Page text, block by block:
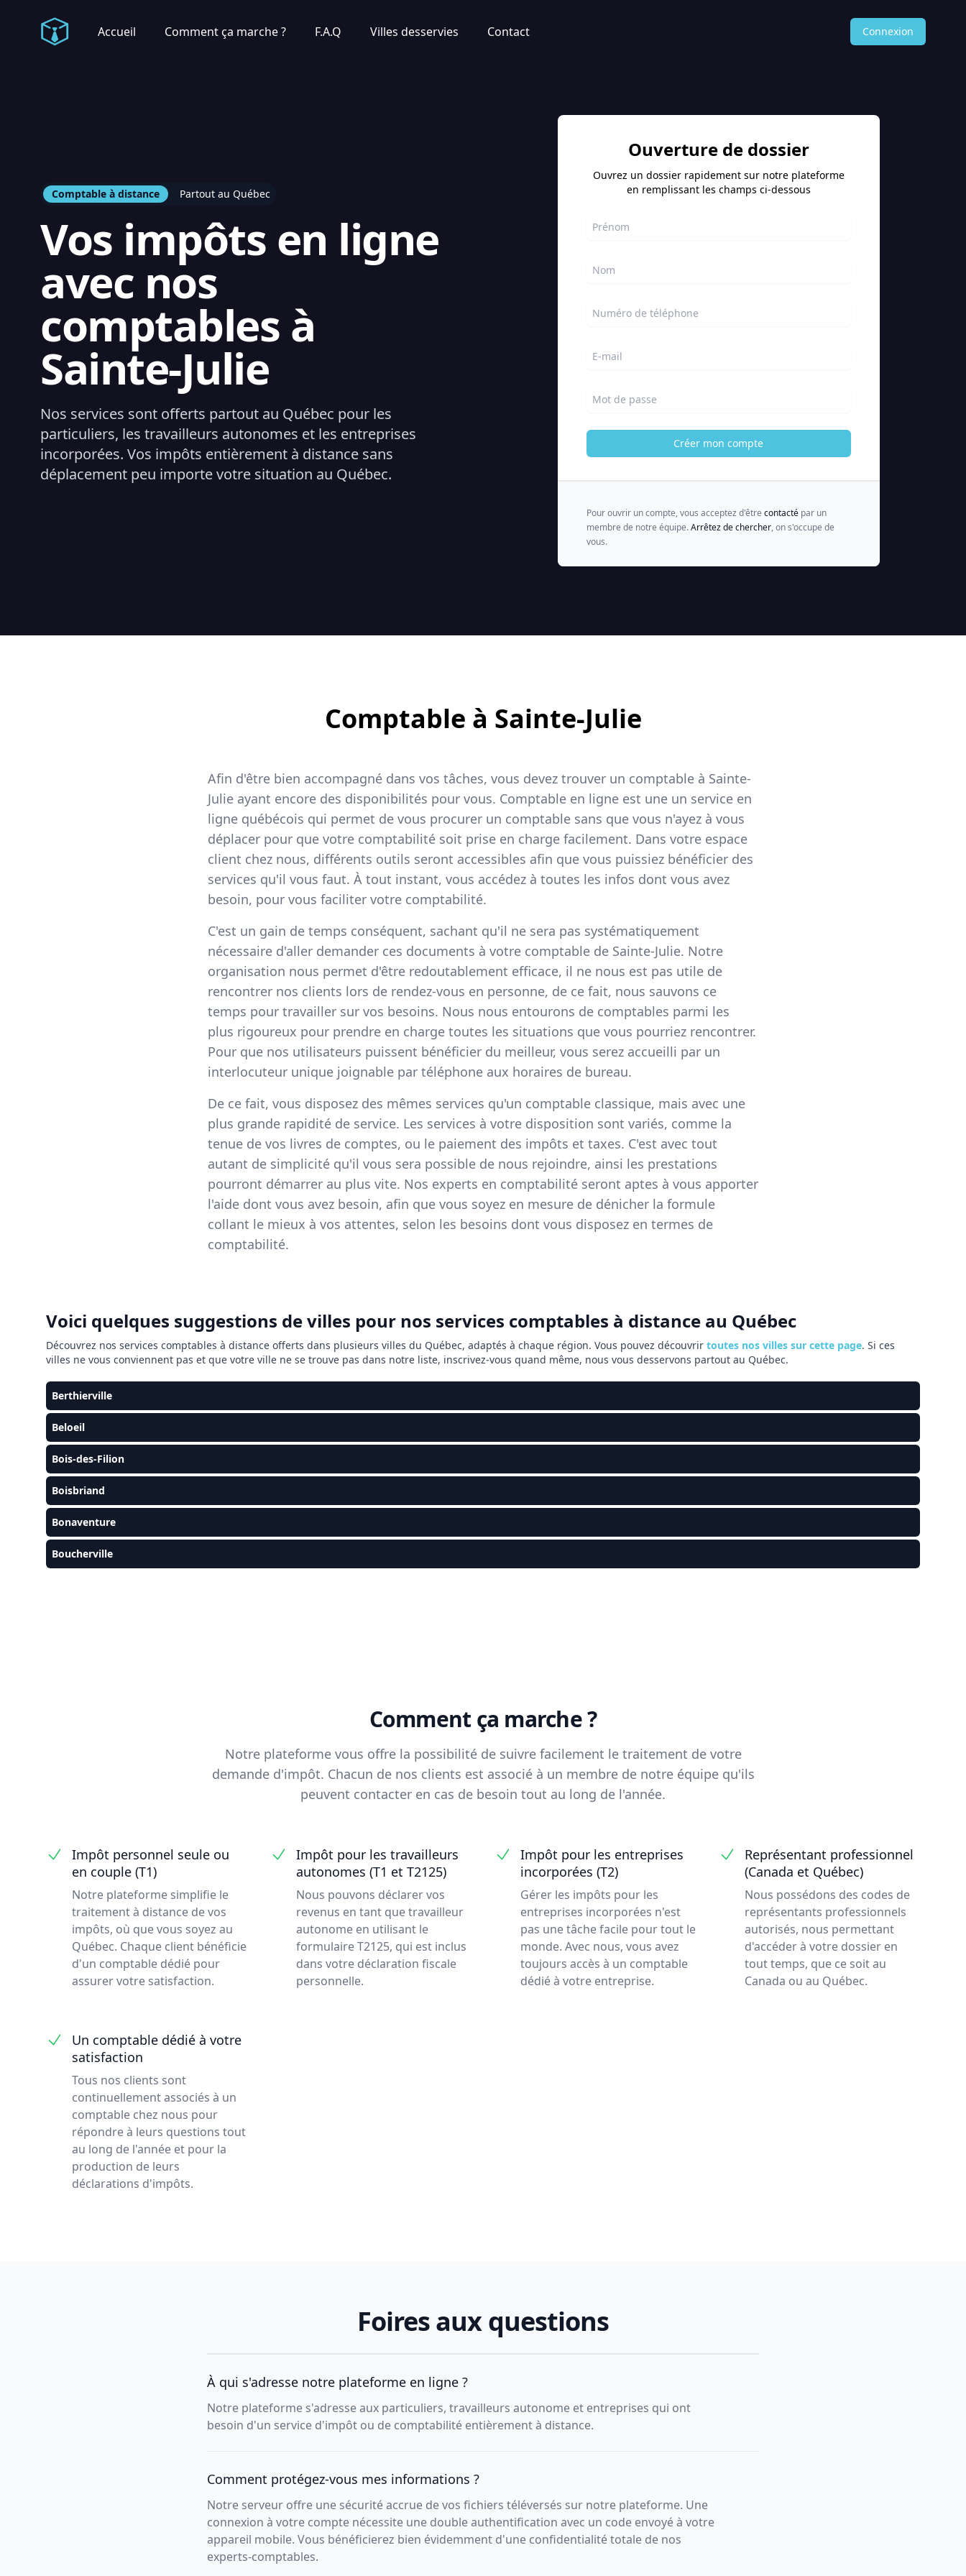
Comptable en ligne
Accueil Comment ça marche ? F.A.Q Villes desservies Contact Connexion
Comptable à distance Partout au Québec
Vos impôts en ligne
avec nos
comptables à
Sainte-Julie
Nos services sont offerts partout au Québec pour les
particuliers, les travailleurs autonomes et les entreprises
incorporées. Vos impôts entièrement à distance sans
déplacement peu importe votre situation au Québec.
Ouverture de dossier
Ouvrez un dossier rapidement sur notre plateforme
en remplissant les champs ci-dessous
Prénom
Nom
Numéro de téléphone
E-mail
Mot de passe
Créer mon compte
Pour ouvrir un compte, vous acceptez d'être contactépar un
membre de notre équipe.Arrêtez de chercher, on s'occupe de
vous.
Comptable à Sainte-Julie
Afin d'être bien accompagné dans vos tâches, vous devez trouver un comptable à Sainte-
Julie ayant encore des disponibilités pour vous. Comptable en ligne est une un service en
ligne québécois qui permet de vous procurer un comptable sans que vous n'ayez à vous
déplacer pour que votre comptabilité soit prise en charge facilement. Dans votre espace
client chez nous, différents outils seront accessibles afin que vous puissiez bénéficier des
services qu'il vous faut. À tout instant, vous accédez à toutes les infos dont vous avez
besoin, pour vous faciliter votre comptabilité.
C'est un gain de temps conséquent, sachant qu'il ne sera pas systématiquement
nécessaire d'aller demander ces documents à votre comptable de Sainte-Julie. Notre
organisation nous permet d'être redoutablement efficace, il ne nous est pas utile de
rencontrer nos clients lors de rendez-vous en personne, de ce fait, nous sauvons ce
temps pour travailler sur vos besoins. Nous nous entourons de comptables parmi les
plus rigoureux pour prendre en charge toutes les situations que vous pourriez rencontrer.
Pour que nos utilisateurs puissent bénéficier du meilleur, vous serez accueilli par un
interlocuteur unique joignable par téléphone aux horaires de bureau.
De ce fait, vous disposez des mêmes services qu'un comptable classique, mais avec une
plus grande rapidité de service. Les services à votre disposition sont variés, comme la
tenue de vos livres de comptes, ou le paiement des impôts et taxes. C'est avec tout
autant de simplicité qu'il vous sera possible de nous rejoindre, ainsi les prestations
pourront démarrer au plus vite. Nos experts en comptabilité seront aptes à vous apporter
l'aide dont vous avez besoin, afin que vous soyez en mesure de dénicher la formule
collant le mieux à vos attentes, selon les besoins dont vous disposez en termes de
comptabilité.
Voici quelques suggestions de villes pour nos services comptables à distance au Québec
Découvrez nos services comptables à distance offerts dans plusieurs villes du Québec, adaptés à chaque région. Vous pouvez découvrir toutes nos villes sur cette page. Si ces
villes ne vous conviennent pas et que votre ville ne se trouve pas dans notre liste, inscrivez-vous quand même, nous vous desservons partout au Québec.
Berthierville
Beloeil
Bois-des-Filion
Boisbriand
Bonaventure
Boucherville
Comment ça marche ?
Notre plateforme vous offre la possibilité de suivre facilement le traitement de votre
demande d'impôt. Chacun de nos clients est associé à un membre de notre équipe qu'ils
peuvent contacter en cas de besoin tout au long de l'année.
Impôt personnel seule ou
en couple (T1)
Notre plateforme simplifie le
traitement à distance de vos
impôts, où que vous soyez au
Québec. Chaque client bénéficie
d'un comptable dédié pour
assurer votre satisfaction.
Impôt pour les travailleurs
autonomes (T1 et T2125)
Nous pouvons déclarer vos
revenus en tant que travailleur
autonome en utilisant le
formulaire T2125, qui est inclus
dans votre déclaration fiscale
personnelle.
Impôt pour les entreprises
incorporées (T2)
Gérer les impôts pour les
entreprises incorporées n'est
pas une tâche facile pour tout le
monde. Avec nous, vous avez
toujours accès à un comptable
dédié à votre entreprise.
Représentant professionnel
(Canada et Québec)
Nous possédons des codes de
représentants professionnels
autorisés, nous permettant
d'accéder à votre dossier en
tout temps, que ce soit au
Canada ou au Québec.
Un comptable dédié à votre
satisfaction
Tous nos clients sont
continuellement associés à un
comptable chez nous pour
répondre à leurs questions tout
au long de l'année et pour la
production de leurs
déclarations d'impôts.
Foires aux questions
À qui s'adresse notre plateforme en ligne ?
Notre plateforme s'adresse aux particuliers, travailleurs autonome et entreprises qui ont
besoin d'un service d'impôt ou de comptabilité entièrement à distance.
Comment protégez-vous mes informations ?
Notre serveur offre une sécurité accrue de vos fichiers téléversés sur notre plateforme. Une
connexion à votre compte nécessite une double authentification avec un code envoyé à votre
appareil mobile. Vous bénéficierez bien évidemment d'une confidentialité totale de nos
experts-comptables.